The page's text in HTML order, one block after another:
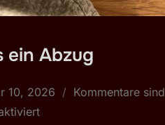
ein Abzug
10, 2026
Kommentare sind